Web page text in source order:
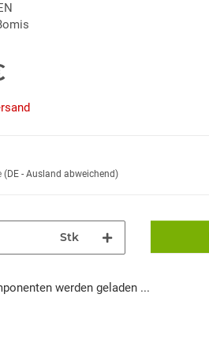
(DE - Ausland abweichend)
Stk
werden geladen ...